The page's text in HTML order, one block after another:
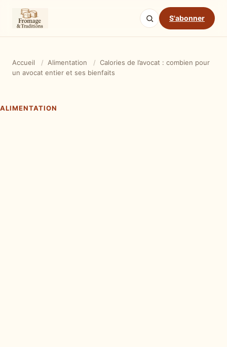
S'abonner
Accueil / Alimentation / Calories de l’avocat : combien pour
un avocat entier et ses bienfaits
ALIMENTATION